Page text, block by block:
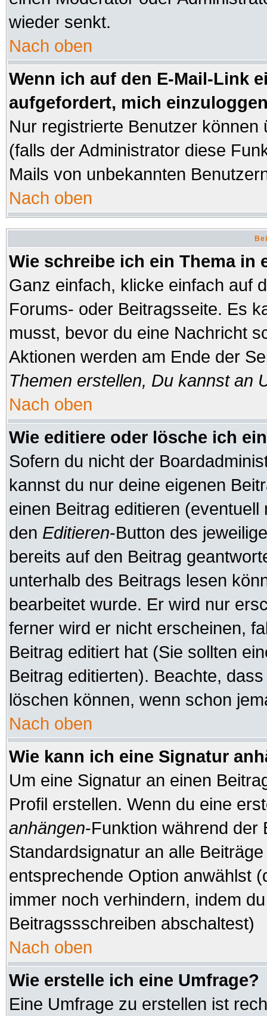
wieder senkt.
Nach oben
Wenn ich auf den E-Mail-Link
aufgefordert, mich
Nur registrierte Benutzer
(falls der Administrator diese
Mails von unbekannten
Nach oben
Wie schreibe ich ein Thema in
Ganz einfach, klicke einfach auf
Forums- oder Beitragsseite. Es
musst, bevor du eine Nachricht
Aktionen werden am Ende der
Themen erstellen, Du kannst an
Nach oben
Wie editiere oder lösche ich
Sofern du nicht der
kannst du nur deine eigenen
einen Beitrag editieren
den Editieren-Button des
bereits auf den Beitrag
unterhalb des Beitrags lesen
bearbeitet wurde. Er wird nur
ferner wird er nicht erscheinen,
Beitrag editiert hat (Sie sollten
Beitrag editierten). Beachte,
löschen können, wenn schon
Nach oben
Wie kann ich eine Signatur
Um eine Signatur an einen
Profil erstellen. Wenn du eine
anhängen-Funktion während der
Standardsignatur an alle
entsprechende Option anwählst
immer noch verhindern, indem
Beitragssschreiben abschaltest)
Nach oben
Wie erstelle ich eine Umfrage?
Eine Umfrage zu erstellen ist